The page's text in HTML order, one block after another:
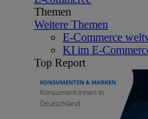
Themen
Weitere Themen
E-Commerce
KI im E-
Top Report